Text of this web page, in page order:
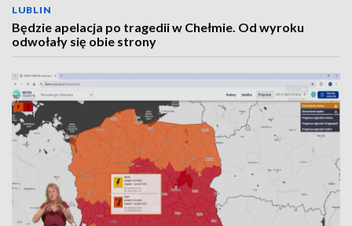
LUBLIN
Będzie apelacja po tragedii w Chełmie. Od wyroku
odwołały się obie strony